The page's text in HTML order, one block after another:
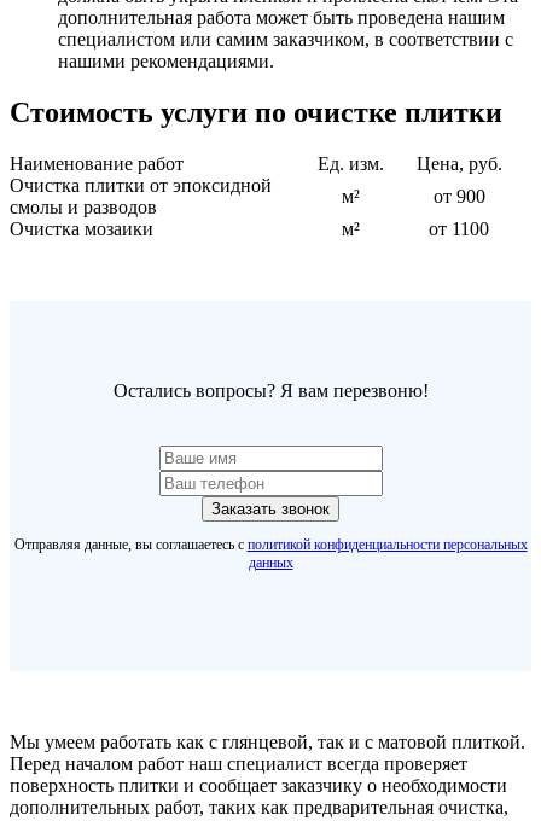
дополнительная работа может быть проведена нашим
специалистом или самим заказчиком, в соответствии с
нашими рекомендациями.
Стоимость услуги по очистке плитки
Наименование работ Ед. изм.
Цена, руб.
Очистка плитки от эпоксидной
смолы и разводов
м²
от 900
Очистка мозаики
м² от 1100
Остались вопросы? Я вам перезвоню!
Заказать звонок
Отправляя данные, вы соглашаетесь с политикой конфиденциальности персональных
данных
Мы умеем работать как с глянцевой, так и с матовой плиткой.
Перед началом работ наш специалист всегда проверяет
поверхность плитки и сообщает заказчику о необходимости
дополнительных работ, таких как предварительная очистка,